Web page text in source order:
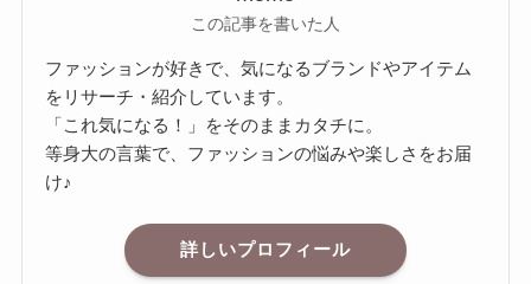
この記事を書いた人
ファッションが好きで、気になるブランドやアイテム
をリサーチ・紹介しています。
「これ気になる！」をそのままカタチに。
等身大の言葉で、ファッションの悩みや楽しさをお届
け♪
詳しいプロフィール